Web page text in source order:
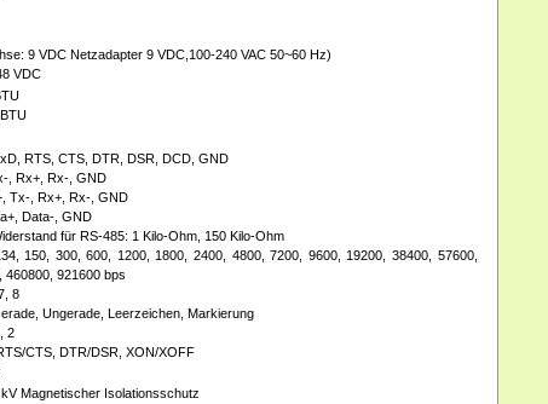
9 VDC Netzadapter 9 VDC,100-240 VAC 50~60 Hz)
VDC
RTS, CTS, DTR, DSR, DCD, GND
, Rx+, Rx-, GND
Tx-, Rx+, Rx-, GND
Data-, GND
für RS-485: 1 Kilo-Ohm, 150 Kilo-Ohm
150, 300, 600, 1200, 1800, 2400, 4800, 7200, 9600, 19200, 38400, 57600,
460800, 921600 bps
8
Ungerade, Leerzeichen, Markierung
2
CTS, DTR/DSR, XON/XOFF
Magnetischer Isolationsschutz